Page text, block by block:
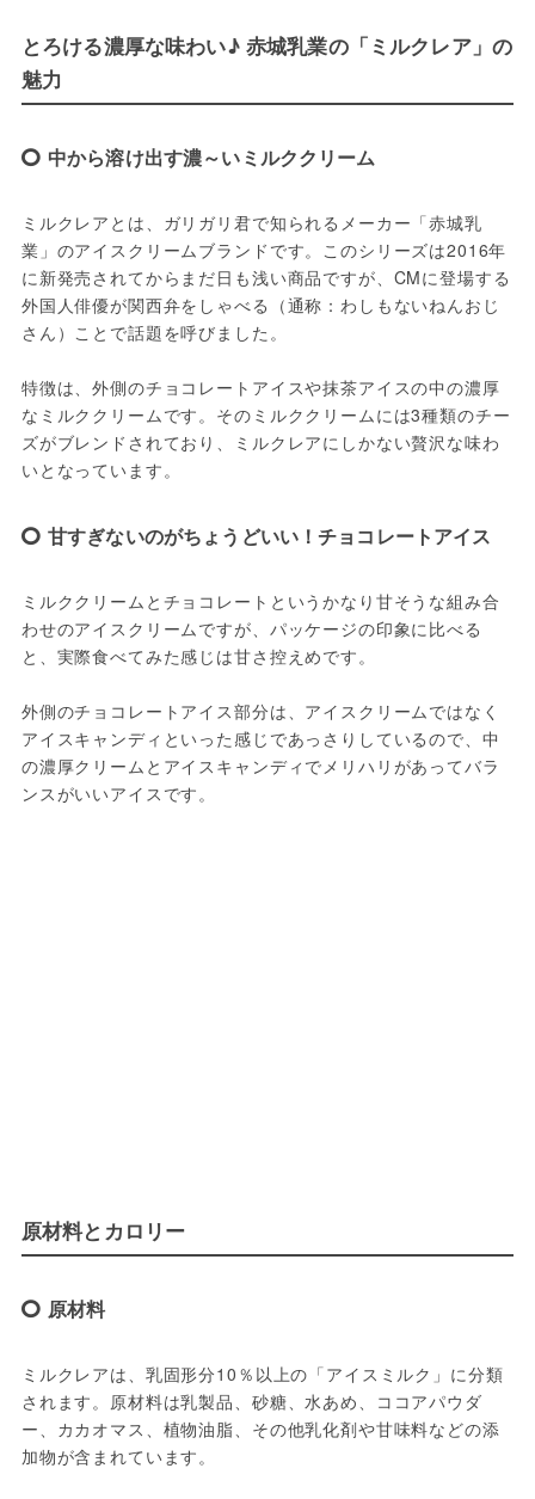
とろける濃厚な味わい♪ 赤城乳業の「ミルクレア」の
魅力
中から溶け出す濃～いミルククリーム
ミルクレアとは、ガリガリ君で知られるメーカー「赤城乳
業」のアイスクリームブランドです。このシリーズは2016年
に新発売されてからまだ日も浅い商品ですが、CMに登場する
外国人俳優が関西弁をしゃべる（通称：わしもないねんおじ
さん）ことで話題を呼びました。
特徴は、外側のチョコレートアイスや抹茶アイスの中の濃厚
なミルククリームです。そのミルククリームには3種類のチー
ズがブレンドされており、ミルクレアにしかない贅沢な味わ
いとなっています。
甘すぎないのがちょうどいい！チョコレートアイス
ミルククリームとチョコレートというかなり甘そうな組み合
わせのアイスクリームですが、パッケージの印象に比べる
と、実際食べてみた感じは甘さ控えめです。
外側のチョコレートアイス部分は、アイスクリームではなく
アイスキャンディといった感じであっさりしているので、中
の濃厚クリームとアイスキャンディでメリハリがあってバラ
ンスがいいアイスです。
原材料とカロリー
原材料
ミルクレアは、乳固形分10％以上の「アイスミルク」に分類
されます。原材料は乳製品、砂糖、水あめ、ココアパウダ
ー、カカオマス、植物油脂、その他乳化剤や甘味料などの添
加物が含まれています。